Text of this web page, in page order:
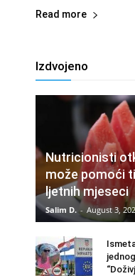
Read more
Izdvojeno
Nutricionisti
može pomoći
ljetnih mjeseci
Salim D. - August 3,